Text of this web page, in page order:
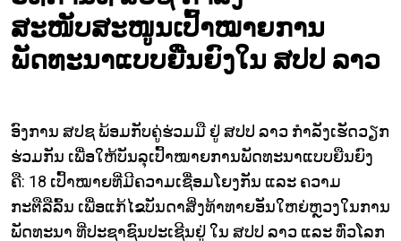
ສະໜັບສະໜູນເປົ້າໝາຍການ
ພັດທະນາແບບຍືນຍົງໃນ ສປປ ລາວ
ອົງການ ສປຊ ພ້ອມກັບຄູ່ຮ່ວມມື ຢູ່ ສປປ ລາວ ກຳລັງເຮັດວຽກ
ຮ່ວມກັນ ເພື່ອໃຫ້ບັນລຸເປົ້າໝາຍການພັດທະນາແບບຍືນຍົງ
ຄື: 18 ເປົ້າໝາຍທີ່ມີຄວາມເຊື່ອມໂຍງກັນ ແລະ ຄວາມ
ກະຕືລືລົ້ນ ເພື່ອແກ້ໄຂບັນດາສິ່ງທ້າທາຍອັນໃຫຍ່ຫຼວງໃນການ
ພັດທະນາ ທີ່ປະຊາຊົນປະເຊີນຢູ່ ໃນ ສປປ ລາວ ແລະ ທົ່ວໂລກ